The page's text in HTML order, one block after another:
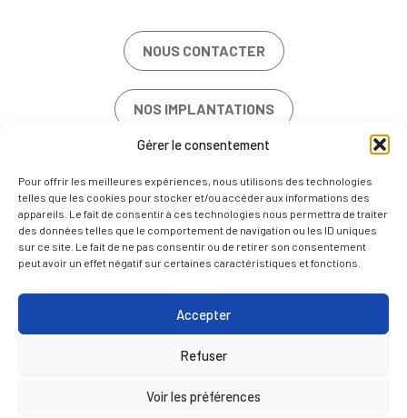
Gérer le consentement
Pour offrir les meilleures expériences, nous utilisons des technologies
telles que les cookies pour stocker et/ou accéder aux informations des
appareils. Le fait de consentir à ces technologies nous permettra de traiter
des données telles que le comportement de navigation ou les ID uniques
sur ce site. Le fait de ne pas consentir ou de retirer son consentement
peut avoir un effet négatif sur certaines caractéristiques et fonctions.
Accepter
Refuser
Voir les préférences
NOUS CONTACTER
NOS IMPLANTATIONS
MENTIONS LÉGALES
POLITIQUE DE COOKIES (UE)
NOUS CONTACTER